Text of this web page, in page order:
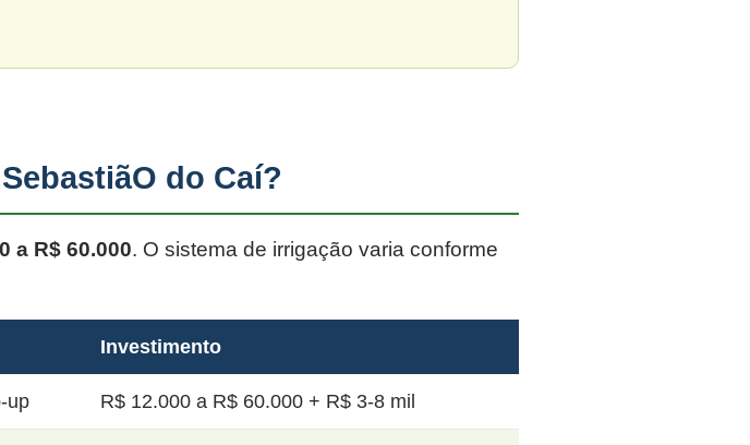
do Caí?
a R$ 60.000. O sistema de irrigação varia conforme
Investimento
up R$ 12.000 a R$ 60.000 + R$ 3-8 mil